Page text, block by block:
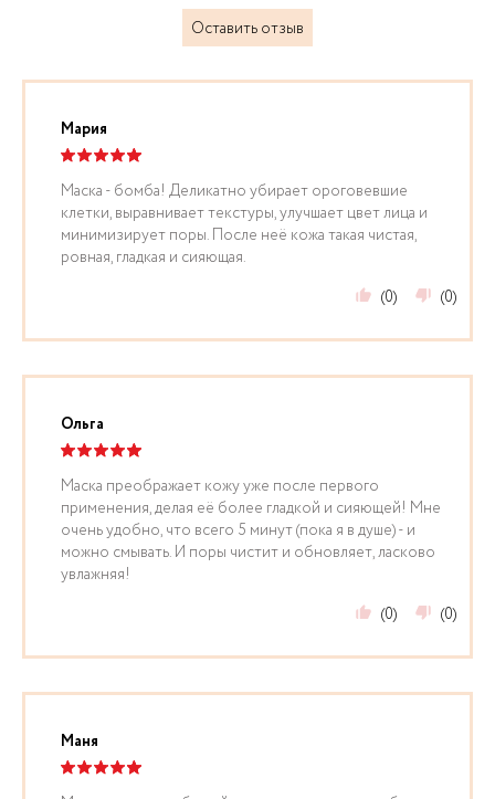
Оставить отзыв
Мария
Маска - бомба! Деликатно убирает ороговевшие
клетки, выравнивает текстуры, улучшает цвет лица и
минимизирует поры. После неё кожа такая чистая,
ровная, гладкая и сияющая.
(0)
(0)
Ольга
Маска преображает кожу уже после первого
применения, делая её более гладкой и сияющей! Мне
очень удобно, что всего 5 минут (пока я в душе) - и
можно смывать. И поры чистит и обновляет, ласково
увлажняя!
(0)
(0)
Маня